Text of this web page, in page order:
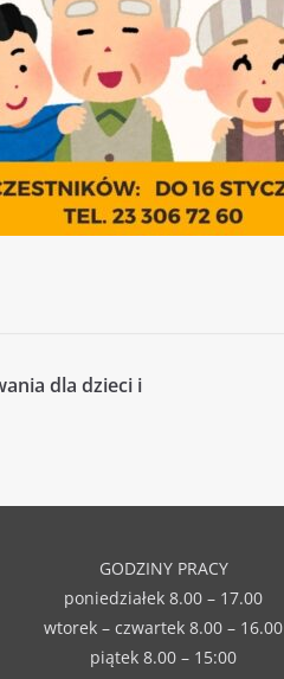
dla dzieci i
GODZINY PRACY
poniedziałek 8.00 – 17.00
wtorek – czwartek 8.00 – 16.00
piątek 8.00 – 15:00